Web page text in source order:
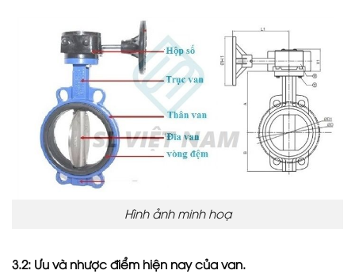
Hình ảnh minh hoạ
3.2: Ưu và nhược điểm hiện nay của van.